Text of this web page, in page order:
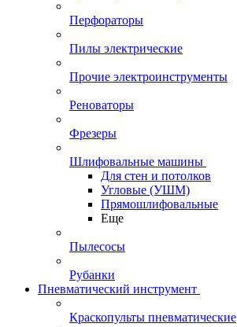
Перфораторы
Пилы электрические
Прочие электроинструменты
Реноваторы
Фрезеры
Шлифовальные машины
Для стен и потолков
Угловые (УШМ)
Прямошлифовальные
Еще
Пылесосы
Рубанки
Пневматический инструмент
Краскопульты пневматические